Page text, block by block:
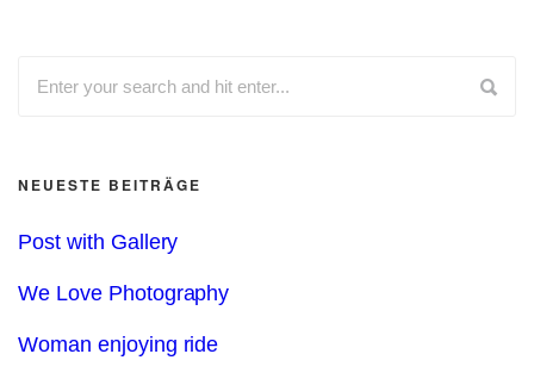
NEUESTE BEITRÄGE
Post with Gallery
We Love Photography
Woman enjoying ride